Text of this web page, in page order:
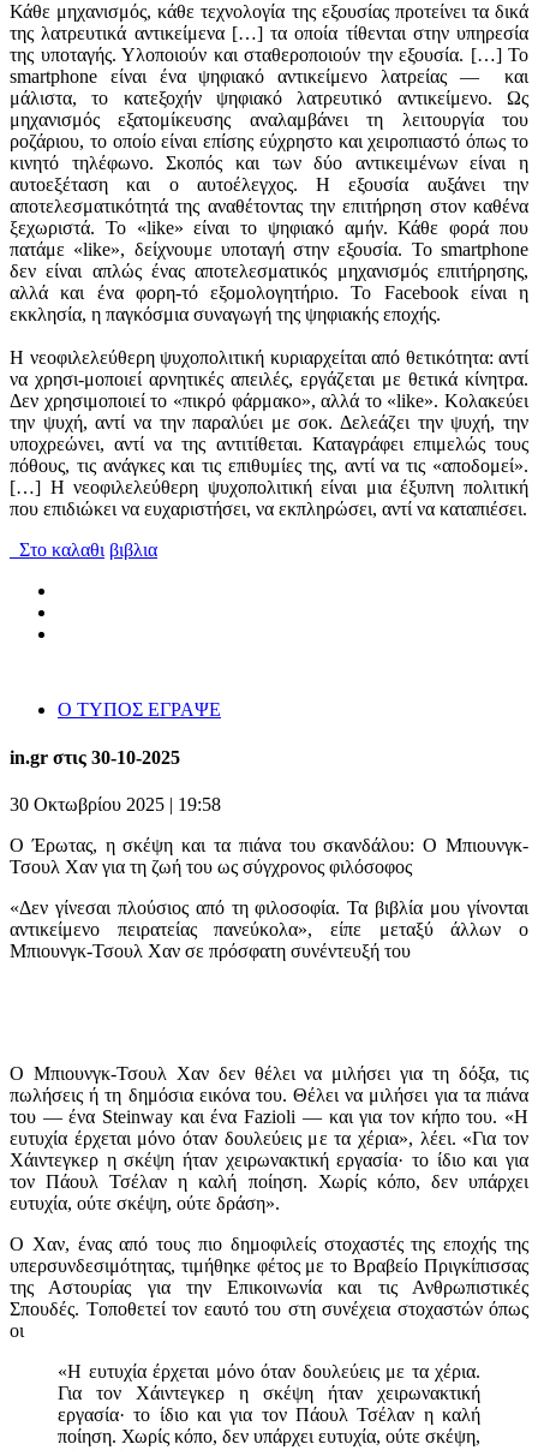
Κάθε μηχανισμός, κάθε τεχνολογία της εξουσίας προτείνει τα δικά
της λατρευτικά αντικείμενα […] τα οποία τίθενται στην υπηρεσία
της υποταγής. Υλοποιούν και σταθεροποιούν την εξουσία. […] Το
smartphone είναι ένα ψηφιακό αντικείμενο λατρείας — και
μάλιστα, το κατεξοχήν ψηφιακό λατρευτικό αντικείμενο. Ως
μηχανισμός εξατομίκευσης αναλαμβάνει τη λειτουργία του
ροζάριου, το οποίο είναι επίσης εύχρηστο και χειροπιαστό όπως το
κινητό τηλέφωνο. Σκοπός και των δύο αντικειμένων είναι η
αυτοεξέταση και ο αυτοέλεγχος. Η εξουσία αυξάνει την
αποτελεσματικότητά της αναθέτοντας την επιτήρηση στον καθένα
ξεχωριστά. Το «like» είναι το ψηφιακό αμήν. Κάθε φορά που
πατάμε «like», δείχνουμε υποταγή στην εξουσία. Το smartphone
δεν είναι απλώς ένας αποτελεσματικός μηχανισμός επιτήρησης,
αλλά και ένα φορη-τό εξομολογητήριο. Το Facebook είναι η
εκκλησία, η παγκόσμια συναγωγή της ψηφιακής εποχής.
Η νεοφιλελεύθερη ψυχοπολιτική κυριαρχείται από θετικότητα: αντί
να χρησι-μοποιεί αρνητικές απειλές, εργάζεται με θετικά κίνητρα.
Δεν χρησιμοποιεί το «πικρό φάρμακο», αλλά το «like». Κολακεύει
την ψυχή, αντί να την παραλύει με σοκ. Δελεάζει την ψυχή, την
υποχρεώνει, αντί να της αντιτίθεται. Καταγράφει επιμελώς τους
πόθους, τις ανάγκες και τις επιθυμίες της, αντί να τις «αποδομεί».
[…] Η νεοφιλελεύθερη ψυχοπολιτική είναι μια έξυπνη πολιτική
που επιδιώκει να ευχαριστήσει, να εκπληρώσει, αντί να καταπιέσει.
Στο καλαθι βιβλια
Ο ΤΥΠΟΣ ΕΓΡΑΨΕ
in.gr στις 30-10-2025
30 Οκτωβρίου 2025 | 19:58
Ο Έρωτας, η σκέψη και τα πιάνα του σκανδάλου: Ο Μπιουνγκ-
Τσουλ Χαν για τη ζωή του ως σύγχρονος φιλόσοφος
«Δεν γίνεσαι πλούσιος από τη φιλοσοφία. Τα βιβλία μου γίνονται
αντικείμενο πειρατείας πανεύκολα», είπε μεταξύ άλλων ο
Μπιουνγκ-Τσουλ Χαν σε πρόσφατη συνέντευξή του
Ο Μπιουνγκ-Τσουλ Χαν δεν θέλει να μιλήσει για τη δόξα, τις
πωλήσεις ή τη δημόσια εικόνα του. Θέλει να μιλήσει για τα πιάνα
του — ένα Steinway και ένα Fazioli — και για τον κήπο του. «Η
ευτυχία έρχεται μόνο όταν δουλεύεις με τα χέρια», λέει. «Για τον
Χάιντεγκερ η σκέψη ήταν χειρωνακτική εργασία· το ίδιο και για
τον Πάουλ Τσέλαν η καλή ποίηση. Χωρίς κόπο, δεν υπάρχει
ευτυχία, ούτε σκέψη, ούτε δράση».
Ο Χαν, ένας από τους πιο δημοφιλείς στοχαστές της εποχής της
υπερσυνδεσιμότητας, τιμήθηκε φέτος με το Βραβείο Πριγκίπισσας
της Αστουρίας για την Επικοινωνία και τις Ανθρωπιστικές
Σπουδές. Tοποθετεί τον εαυτό του στη συνέχεια στοχαστών όπως
οι
«Η ευτυχία έρχεται μόνο όταν δουλεύεις με τα χέρια.
Για τον Χάιντεγκερ η σκέψη ήταν χειρωνακτική
εργασία· το ίδιο και για τον Πάουλ Τσέλαν η καλή
ποίηση. Χωρίς κόπο, δεν υπάρχει ευτυχία, ούτε σκέψη,